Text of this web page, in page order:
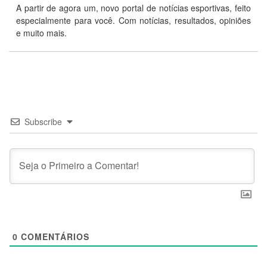
A partir de agora um, novo portal de notícias esportivas, feito
especialmente para você. Com notícias, resultados, opiniões
e muito mais.
Subscribe
0 COMENTÁRIOS